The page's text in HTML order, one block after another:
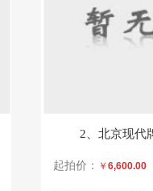
2、北京现代
起拍价： ￥ 6,600.00